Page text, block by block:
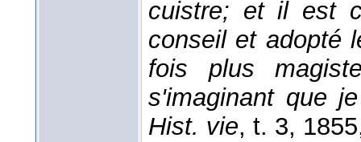
cuistre; et il est
conseil et adopté
fois plus
s'imaginant que
Hist. vie, t. 3, 1855